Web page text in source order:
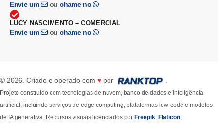
Envie um ou chame no
LUCY NASCIMENTO – COMERCIAL
Envie um ou chame no
© 2026. Criado e operado com ♥ por
Projeto construído com tecnologias de nuvem, banco de dados e inteligência
artificial, incluindo serviços de edge computing, plataformas low-code e modelos
de IA generativa. Recursos visuais licenciados por Freepik, Flaticon,